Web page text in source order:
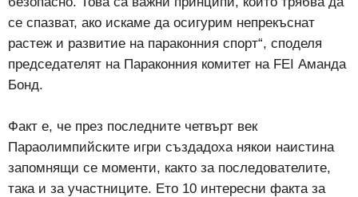
се спазват, ако искаме да осигурим непрекъснат
растеж и развитие на параконния спорт“, споделя
председателят на Параконния комитет на FEI Аманда
Бонд.
Факт е, че през последните четвърт век
Параолимпийските игри създадоха някои наистина
запомнящи се моменти, както за последователите,
така и за участниците. Ето 10 интересни факта за